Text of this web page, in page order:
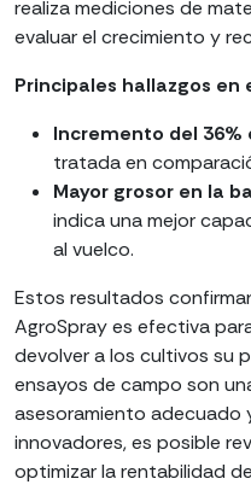
realiza mediciones de
evaluar el crecimiento y
Principales hallazgos en
Incremento del 36%
tratada en
Mayor grosor en la
indica una mejor
al vuelco.
Estos resultados
AgroSpray es efectiva
devolver a los cultivos su
ensayos de campo son
asesoramiento adecuado
innovadores, es posible
optimizar la rentabilidad